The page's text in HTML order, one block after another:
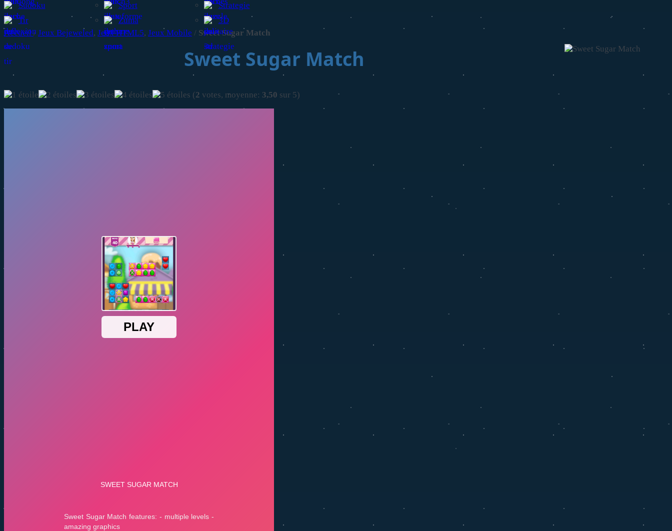
Sudoku
Sport
Strategie
Tir
Zuma 3D
Accueil/ Jeux Bejeweled, Jeux HTML5, Jeux Mobile / Sweet Sugar Match
Sweet Sugar Match
(2 votes, moyenne: 3,50 sur 5)